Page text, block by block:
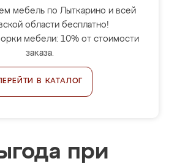
мебель по Лыткарино и всей
области бесплатно!
мебели: 10% от стоимости
заказа.
В КАТАЛОГ
при